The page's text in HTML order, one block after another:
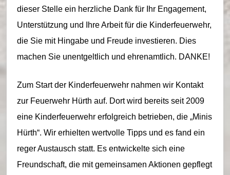
dieser Stelle ein herzliche Dank für Ihr Engagement,
Unterstützung und Ihre Arbeit für die Kinderfeuerwehr,
die Sie mit Hingabe und Freude investieren. Dies
machen Sie unentgeltlich und ehrenamtlich. DANKE!
Zum Start der Kinderfeuerwehr nahmen wir Kontakt
zur Feuerwehr Hürth auf. Dort wird bereits seit 2009
eine Kinderfeuerwehr erfolgreich betrieben, die „Minis
Hürth“. Wir erhielten wertvolle Tipps und es fand ein
reger Austausch statt. Es entwickelte sich eine
Freundschaft, die mit gemeinsamen Aktionen gepflegt